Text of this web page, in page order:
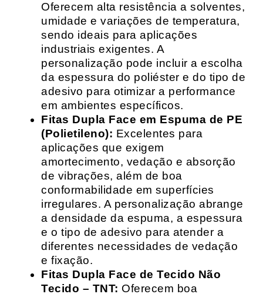
Oferecem alta resistência a solventes,
umidade e variações de temperatura,
sendo ideais para aplicações
industriais exigentes. A
personalização pode incluir a escolha
da espessura do poliéster e do tipo de
adesivo para otimizar a performance
em ambientes específicos.
Fitas Dupla Face em Espuma de PE
(Polietileno): Excelentes para
aplicações que exigem
amortecimento, vedação e absorção
de vibrações, além de boa
conformabilidade em superfícies
irregulares. A personalização abrange
a densidade da espuma, a espessura
e o tipo de adesivo para atender a
diferentes necessidades de vedação
e fixação.
Fitas Dupla Face de Tecido Não
Tecido – TNT: Oferecem boa